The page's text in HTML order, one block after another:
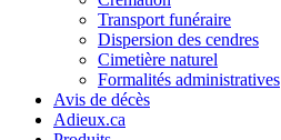
Transport funéraire
Dispersion des cendres
Cimetière naturel
Formalités administratives
Avis de décès
Adieux.ca